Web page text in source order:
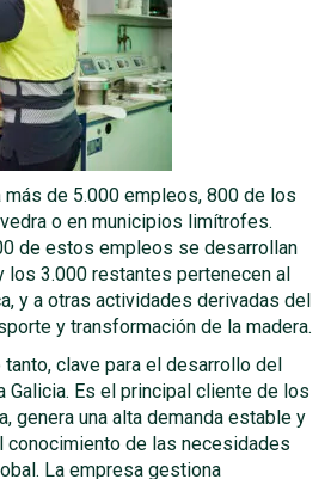
más de 5.000 empleos, 800 de los
o en municipios limítrofes.
de estos empleos se desarrollan
los 3.000 restantes pertenecen al
y a otras actividades derivadas del
y transformación de la madera.
clave para el desarrollo del
Es el principal cliente de los
genera una alta demanda estable y
conocimiento de las necesidades
La empresa gestiona